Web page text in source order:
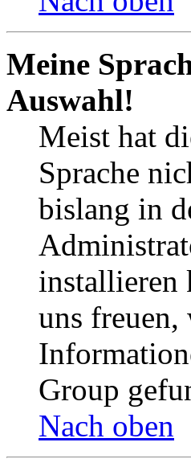
Meine
Auswahl!
Meist hat
Sprache
bislang in
installieren
uns freuen,
Group
Nach oben